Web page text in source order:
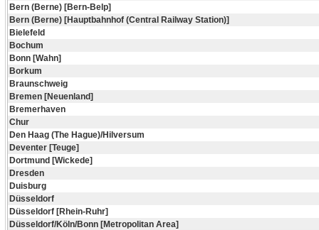
Bern (Berne) [Bern-Belp]
Bern (Berne) [Hauptbahnhof (Central Railway Station)]
Bielefeld
Bochum
Bonn [Wahn]
Borkum
Braunschweig
Bremen [Neuenland]
Bremerhaven
Chur
Den Haag (The Hague)/Hilversum
Deventer [Teuge]
Dortmund [Wickede]
Dresden
Duisburg
Düsseldorf
Düsseldorf [Rhein-Ruhr]
Düsseldorf/Köln/Bonn [Metropolitan Area]